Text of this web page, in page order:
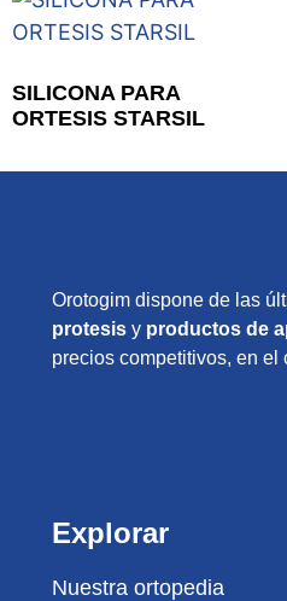
SILICONA PARA
ORTESIS STARSIL
Orotogim dispone de las
protesis y productos de
precios competitivos, en el
Explorar
Nuestra ortopedia